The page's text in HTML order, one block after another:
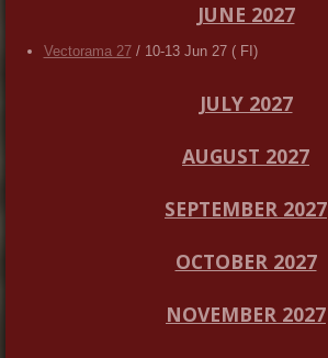
JUNE 2027
Vectorama 27/ 10-13 Jun 27 ( FI)
JULY 2027
AUGUST 2027
SEPTEMBER 2027
OCTOBER 2027
NOVEMBER 2027